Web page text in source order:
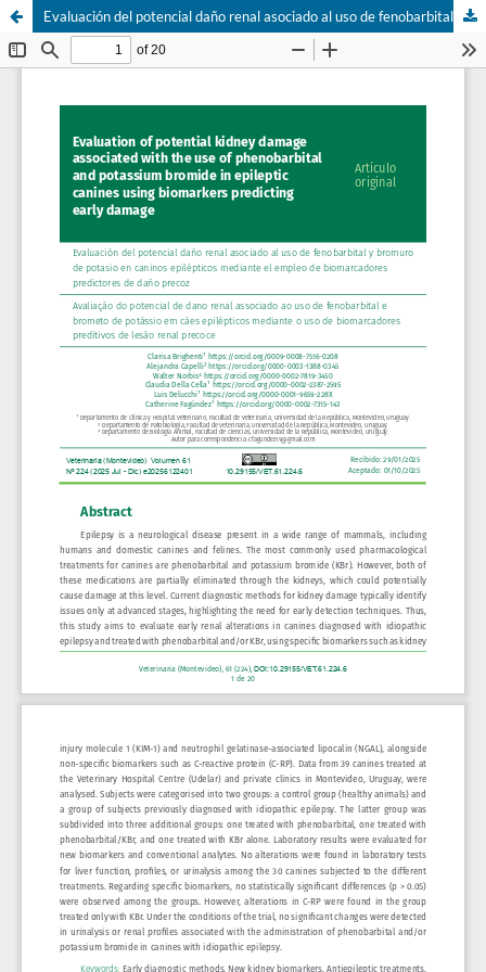
Evaluación del potencial daño renal asociado al uso de fenobarbital y bromuro de potasio en caninos epilépticos mediante el empleo de biomarcadores predictores de daño precoz